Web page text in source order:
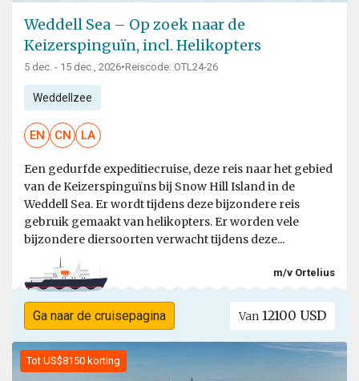
Weddell Sea – Op zoek naar de
Keizerspinguïn, incl. Helikopters
5 dec. - 15 dec., 2026•Reiscode: OTL24-26
Weddellzee
EN CN LA
Een gedurfde expeditiecruise, deze reis naar het gebied
van de Keizerspinguïns bij Snow Hill Island in de
Weddell Sea. Er wordt tijdens deze bijzondere reis
gebruik gemaakt van helikopters. Er worden vele
bijzondere diersoorten verwacht tijdens deze...
m/v Ortelius
Ga naar de cruisepagina Van 12100 USD
Tot US$8150 korting